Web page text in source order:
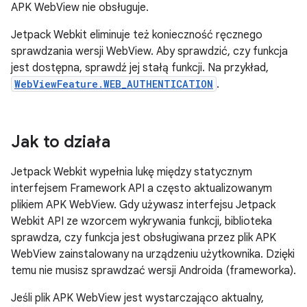
APK WebView nie obsługuje.
Jetpack Webkit eliminuje też konieczność ręcznego
sprawdzania wersji WebView. Aby sprawdzić, czy funkcja
jest dostępna, sprawdź jej stałą funkcji. Na przykład,
WebViewFeature.WEB_AUTHENTICATION .
Jak to działa
Jetpack Webkit wypełnia lukę między statycznym
interfejsem Framework API a często aktualizowanym
plikiem APK WebView. Gdy używasz interfejsu Jetpack
Webkit API ze wzorcem wykrywania funkcji, biblioteka
sprawdza, czy funkcja jest obsługiwana przez plik APK
WebView zainstalowany na urządzeniu użytkownika. Dzięki
temu nie musisz sprawdzać wersji Androida (frameworka).
Jeśli plik APK WebView jest wystarczająco aktualny,